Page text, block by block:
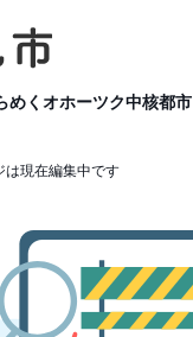
めくオホーツク中核都市
は現在編集中です